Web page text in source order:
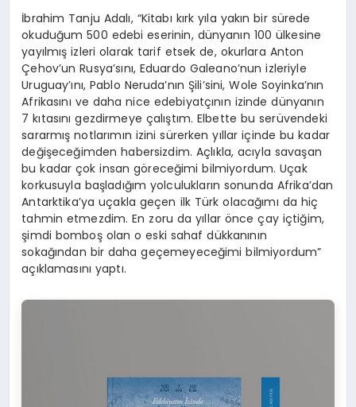
İbrahim Tanju Adalı, “Kitabı kırk yıla yakın bir sürede
okuduğum 500 edebi eserinin, dünyanın 100 ülkesine
yayılmış izleri olarak tarif etsek de, okurlara Anton
Çehov’un Rusya’sını, Eduardo Galeano’nun izleriyle
Uruguay’ını, Pablo Neruda’nın Şili’sini, Wole Soyinka’nın
Afrikasını ve daha nice edebiyatçının izinde dünyanın
7 kıtasını gezdirmeye çalıştım. Elbette bu serüvendeki
sararmış notlarımın izini sürerken yıllar içinde bu kadar
değişeceğimden habersizdim. Açlıkla, acıyla savaşan
bu kadar çok insan göreceğimi bilmiyordum. Uçak
korkusuyla başladığım yolculukların sonunda Afrika’dan
Antarktika’ya uçakla geçen ilk Türk olacağımı da hiç
tahmin etmezdim. En zoru da yıllar önce çay içtiğim,
şimdi bomboş olan o eski sahaf dükkanının
sokağından bir daha geçemeyeceğimi bilmiyordum”
açıklamasını yaptı.